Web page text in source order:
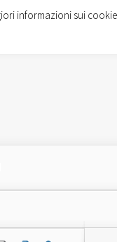
informazioni sui